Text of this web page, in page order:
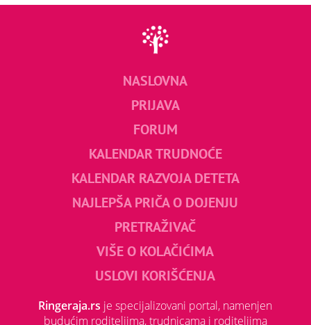
NASLOVNA
PRIJAVA
FORUM
KALENDAR TRUDNOĆE
KALENDAR RAZVOJA DETETA
NAJLEPŠA PRIČA O DOJENJU
PRETRAŽIVAČ
VIŠE O KOLAČIĆIMA
USLOVI KORIŠĆENJA
Ringeraja.rs je specijalizovani portal, namenjen
budućim roditeljima, trudnicama i roditeljima